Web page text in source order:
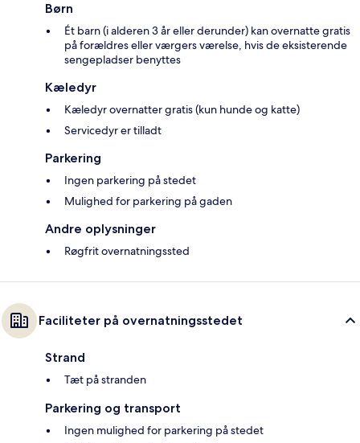
Børn
Ét barn (i alderen 3 år eller derunder) kan overnatte gratis
på forældres eller værgers værelse, hvis de eksisterende
sengepladser benyttes
Kæledyr
Kæledyr overnatter gratis (kun hunde og katte)
Servicedyr er tilladt
Parkering
Ingen parkering på stedet
Mulighed for parkering på gaden
Andre oplysninger
Røgfrit overnatningssted
Faciliteter på overnatningsstedet
Strand
Tæt på stranden
Parkering og transport
Ingen mulighed for parkering på stedet